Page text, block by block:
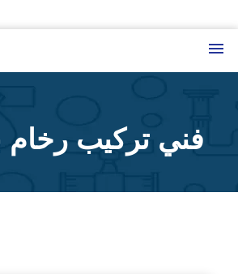
إلى
المحتوى
فني تركيب رخام